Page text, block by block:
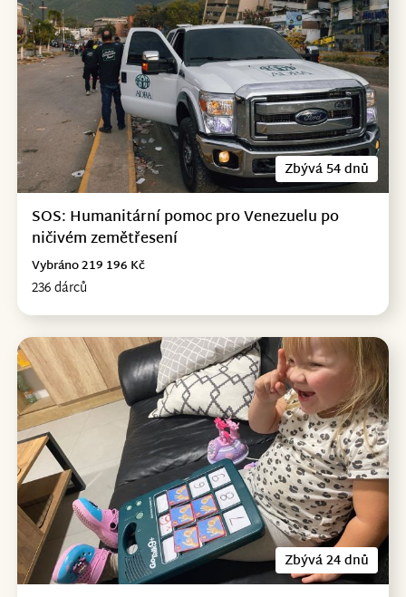
Zbývá 54 dnů
SOS: Humanitární pomoc pro Venezuelu po
ničivém zemětřesení
236 dárců
Vybráno 219 196 Kč
Zbývá 24 dnů